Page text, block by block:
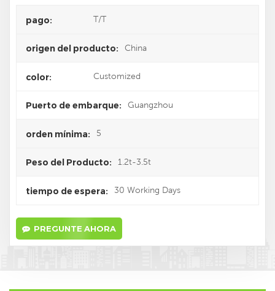
pago: T/T
origen del producto: China
color: Customized
Puerto de embarque: Guangzhou
orden mínima: 5
Peso del Producto: 1.2t-3.5t
tiempo de espera: 30 Working Days
PREGUNTE AHORA